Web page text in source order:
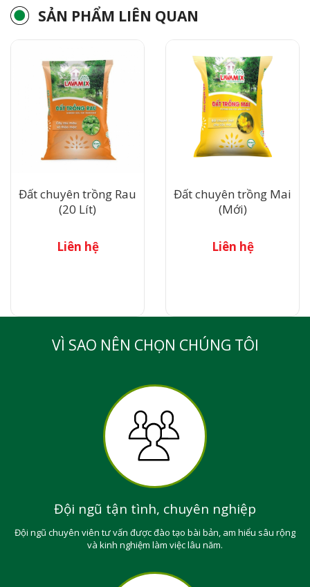
SẢN PHẨM LIÊN QUAN
Đất chuyên trồng Rau
(20 Lít)
Liên hệ
Đất chuyên trồng Mai
(Mới)
Liên hệ
VÌ SAO NÊN CHỌN CHÚNG TÔI
Đội ngũ tận tình, chuyên nghiệp
Đội ngũ chuyên viên tư vấn được đào tạo bài bản, am hiểu sâu rộng
và kinh nghiệm làm việc lâu năm.